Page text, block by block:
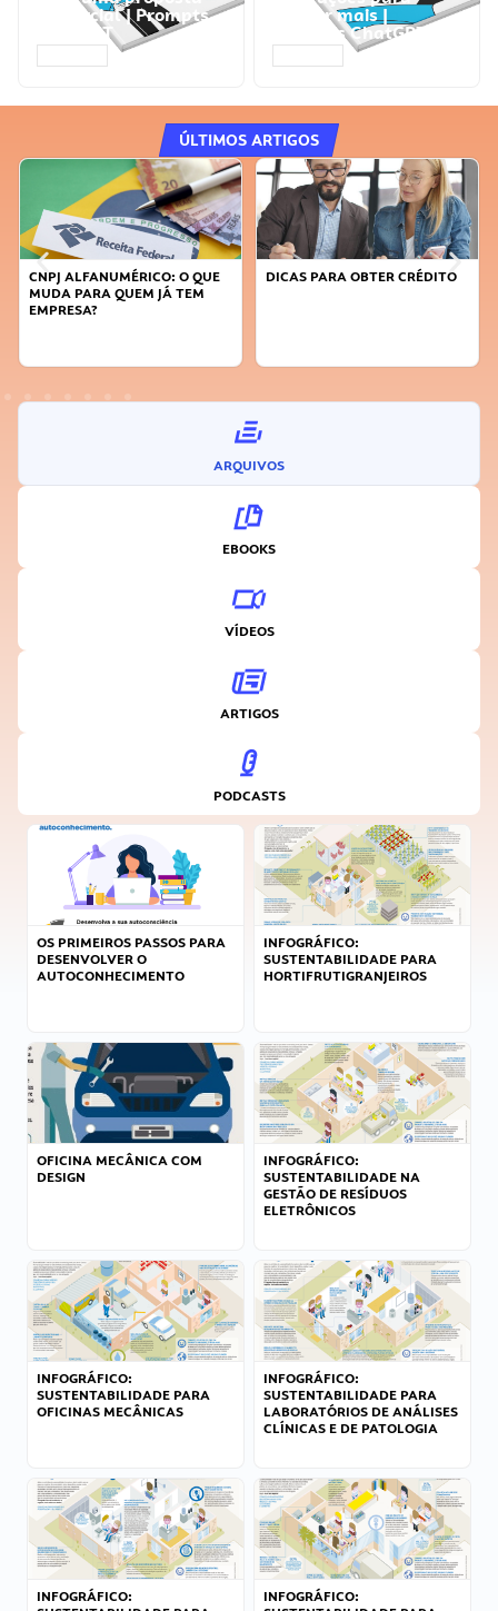
comercial | Prompts
ChatGPT
vender mais |
Prompts ChatGPT
ÚLTIMOS ARTIGOS
CNPJ ALFANUMÉRICO: O QUE
MUDA PARA QUEM JÁ TEM
EMPRESA?
DICAS PARA OBTER CRÉDITO
ARQUIVOS
EBOOKS
VÍDEOS
ARTIGOS
PODCASTS
OS PRIMEIROS PASSOS PARA
DESENVOLVER O
AUTOCONHECIMENTO
INFOGRÁFICO:
SUSTENTABILIDADE PARA
HORTIFRUTIGRANJEIROS
OFICINA MECÂNICA COM
DESIGN
INFOGRÁFICO:
SUSTENTABILIDADE NA
GESTÃO DE RESÍDUOS
ELETRÔNICOS
INFOGRÁFICO:
SUSTENTABILIDADE PARA
OFICINAS MECÂNICAS
INFOGRÁFICO:
SUSTENTABILIDADE PARA
LABORATÓRIOS DE ANÁLISES
CLÍNICAS E DE PATOLOGIA
INFOGRÁFICO:
INFOGRÁFICO: